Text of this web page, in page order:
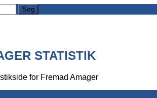
STATISTIK
for Fremad Amager